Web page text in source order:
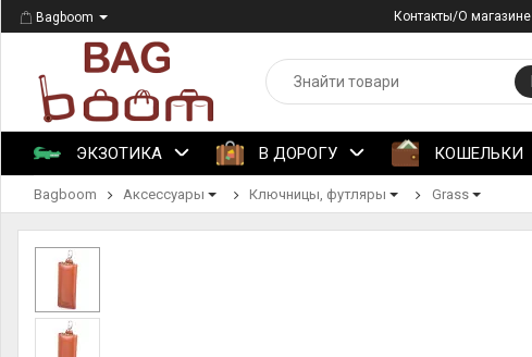
Bagboom Контакты/О магазине
ЭКЗОТИКА В ДОРОГУ КОШЕЛЬКИ
Bagboom Аксессуары Ключницы, футляры Grass